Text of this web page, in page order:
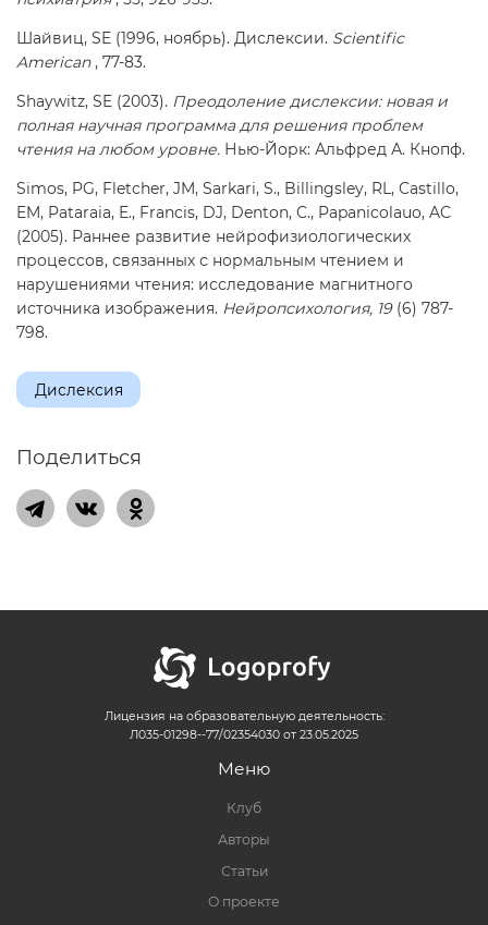
Шайвиц, SE (1996, ноябрь). Дислексии. Scientific
American, 77-83.
Shaywitz, SE (2003). Преодоление дислексии: новая и
полная научная программа для решения проблем
чтения на любом уровне. Нью-Йорк: Альфред А. Кнопф.
Simos, PG, Fletcher, JM, Sarkari, S., Billingsley, RL, Castillo,
EM, Pataraia, E., Francis, DJ, Denton, C., Papanicolauo, AC
(2005). Раннее развитие нейрофизиологических
процессов, связанных с нормальным чтением и
нарушениями чтения: исследование магнитного
источника изображения. Нейропсихология, 19(6) 787-
798.
Дислексия
Поделиться
Лицензия на образовательную деятельность:
Л035-01298--77/02354030 от 23.05.2025
Меню
Клуб
Авторы
Статьи
О проекте